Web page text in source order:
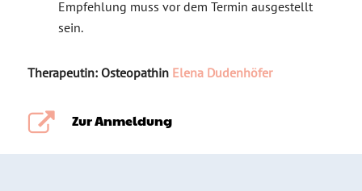
Empfehlung muss vor dem Termin ausgestellt
sein.
Therapeutin: Osteopathin Elena Dudenhöfer
Zur Anmeldung